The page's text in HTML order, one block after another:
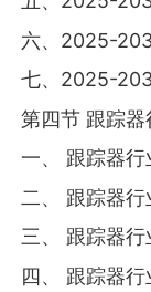
六、2025-
七、2025-
第四节 跟踪
一、 跟踪器
二、 跟踪器
三、 跟踪器
四、 跟踪器